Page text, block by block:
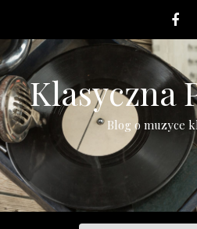
content
Klasyczna
Blog o muzyce